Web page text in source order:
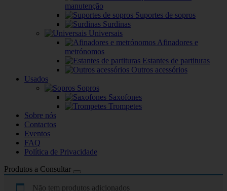
manutenção
Suportes de sopros
Surdinas
Universais
Afinadores e
metrónomos
Estantes de partituras
Outros acessórios
Usados
Sopros
Saxofones
Trompetes
Sobre nós
Contactos
Eventos
FAQ
Política de Privacidade
Produtos a Consultar
Não tem produtos adicionados